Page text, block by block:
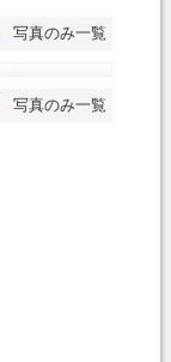
写真のみ一覧
写真のみ一覧